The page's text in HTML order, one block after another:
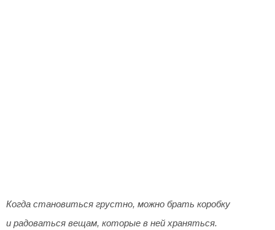
Когда становиться грустно, можно брать коробку
и радоваться вещам, которые в ней храняться.